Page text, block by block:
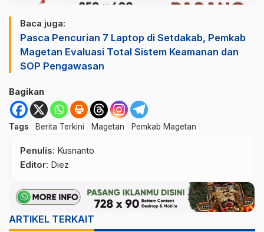
Baca juga:
Pasca Pencurian 7 Laptop di Setdakab, Pemkab
Magetan Evaluasi Total Sistem Keamanan dan
SOP Pengawasan
Bagikan
Tags Berita Terkini Magetan Pemkab Magetan
Penulis: Kusnanto
Editor: Diez
ARTIKEL TERKAIT